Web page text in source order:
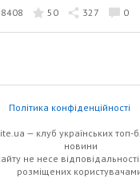
50 327 0
Політика конфіденційності
— клуб українських топ-
новини
не несе
розміщених